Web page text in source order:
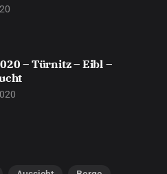
– Türnitz – Eibl –